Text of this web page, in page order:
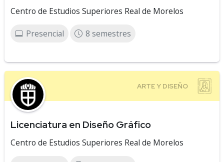
Centro de Estudios Superiores Real de Morelos
Presencial 8 semestres
Licenciatura en Diseño Gráfico
Centro de Estudios Superiores Real de Morelos